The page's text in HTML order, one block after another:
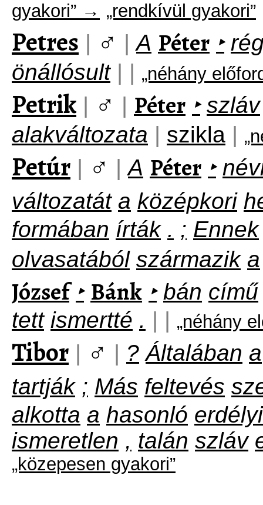
gyakori” → „rendkívül gyakori”
Petres | ♂ | A Péter ‣
önállósult | | „néhány
Petrik | ♂ | Péter ‣ szláv
alakváltozata | szikla |
Petúr | ♂ | A Péter ‣
változatát a középkori
formában írták . ; Ennek
olvasatából származik a
József ‣ Bánk ‣ bán című
tett ismertté . | | „néhány
Tibor | ♂ | ? Általában a
tartják ; Más feltevés
alkotta a hasonló erdélyi
ismeretlen , talán szláv
„közepesen gyakori”